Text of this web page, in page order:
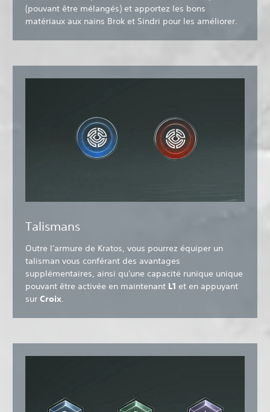
(pouvant être mélangés) et apportez les bons
matériaux aux nains Brok et Sindri pour les améliorer.
Talismans
Outre l'armure de Kratos, vous pourrez équiper un
talisman vous conférant des avantages
supplémentaires, ainsi qu'une capacité runique unique
pouvant être activée en maintenant L1 et en appuyant
sur Croix.